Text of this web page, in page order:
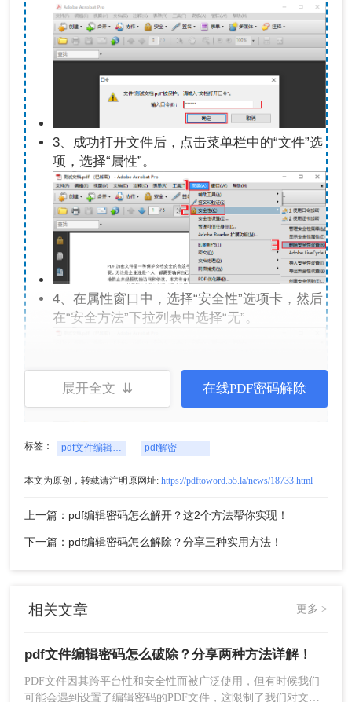
3、成功打开文件后，点击菜单栏中的“文件”选
项，选择“属性”。
4、在属性窗口中，选择“安全性”选项卡，然后
在“安全方法”下拉列表中选择“无”。
5、点击“确定”按钮，保存更改并关闭属性窗
6、最后，点击“文件”菜单中的“保存”或“另存
定位置。
注意：在使用PDF编辑器解除密码保护前，请确保
展开全文 ⇊ 在线PDF密码解除
标签： pdf文件编辑密码怎么破除 pdf解密
本文为原创，转载请注明原网址: https://pdftoword.55.la/news/18733.html
上一篇：pdf编辑密码怎么解开？这2个方法帮你实现！
下一篇：pdf编辑密码怎么解除？分享三种实用方法！
相关文章 更多 >
pdf文件编辑密码怎么破除？分享两种方法详解！
PDF文件因其跨平台性和安全性而被广泛使用，但有时候我们
可能会遇到设置了编辑密码的PDF文件，这限制了我们对文件